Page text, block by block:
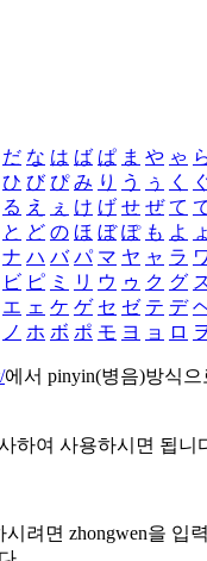
だ な は ば ぱ ま や ゃ
ひ び ぴ み り う ぅ く
る え ぇ け げ せ ぜ て
と ど の ほ ぼ ぽ も よ ょ
ナ ハ バ パ マ ヤ ャ ラ
ビ ピ ミ リ ウ ゥ ク グ
エ ェ ケ ゲ セ ゼ テ デ
ノ ホ ボ ポ モ ヨ ョ ロ
에서 pinyin(병음)방식
하여 사용하시면 됩니
시려면 zhongwen을 입